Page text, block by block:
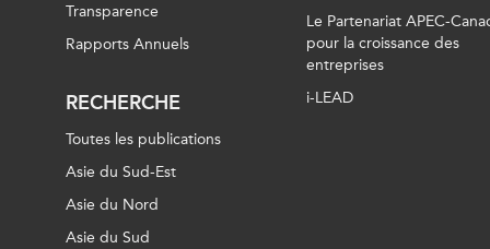
Transparence
Rapports Annuels
RECHERCHE
Toutes les publications
Asie du Sud-Est
Asie du Nord
Asie du Sud
Le Partenariat APEC-
pour la croissance des
entreprises
i-LEAD